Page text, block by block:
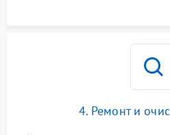
4. Ремонт и